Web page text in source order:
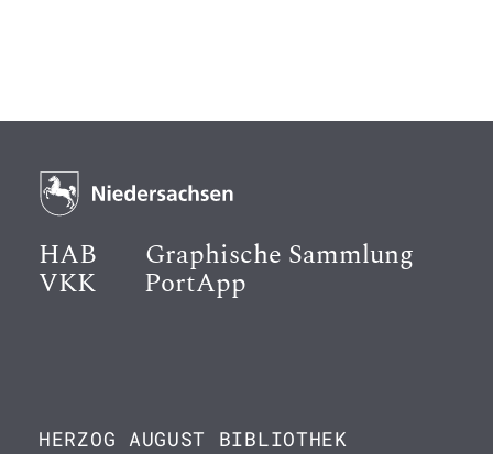
HAB Graphische Sammlung
VKK PortApp
HERZOG AUGUST BIBLIOTHEK